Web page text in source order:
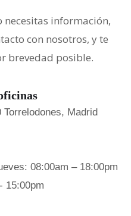
necesitas información,
con nosotros, y te
brevedad posible.
Torrelodones, Madrid
08:00am – 18:00pm
15:00pm